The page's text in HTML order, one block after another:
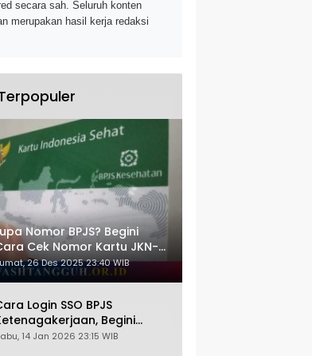
secara sah. Seluruh konten
merupakan hasil kerja redaksi
Nomor BPJS? Begini
Cek Nomor Kartu JKN-
dengan NIK KTP
26 Des 2025 23:40 WIB
Login SSO BPJS
Begini
Lengkap dan
14 Jan 2026 23:15 WIB